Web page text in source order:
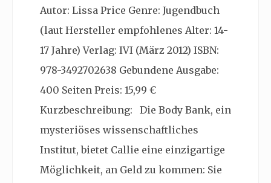
Autor: Lissa Price Genre: Jugendbuch
(laut Hersteller empfohlenes Alter: 14-
17 Jahre) Verlag: IVI (März 2012) ISBN:
978-3492702638 Gebundene Ausgabe:
400 Seiten Preis: 15,99 €
Kurzbeschreibung: Die Body Bank, ein
mysteriöses wissenschaftliches
Institut, bietet Callie eine einzigartige
Möglichkeit, an Geld zu kommen: Sie